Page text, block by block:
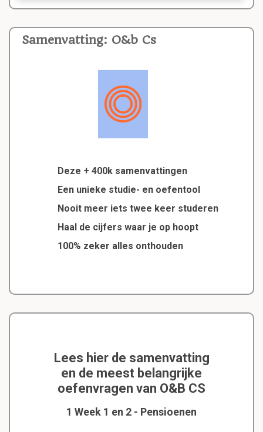
Samenvatting: O&b Cs
Deze + 400k samenvattingen
Een unieke studie- en oefentool
Nooit meer iets twee keer studeren
Haal de cijfers waar je op hoopt
100% zeker alles onthouden
Lees hier de samenvatting
en de meest belangrijke
oefenvragen van O&B CS
1 Week 1 en 2 - Pensioenen